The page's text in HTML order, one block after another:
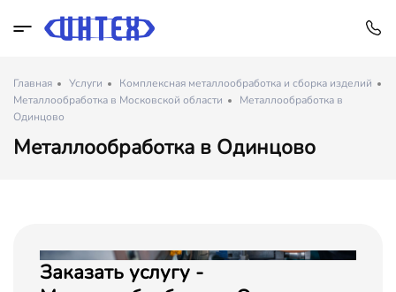
Главная Услуги
Комплексная металлообработка и сборка изделий
Металлообработка в Московской области
Металлообработка в
Одинцово
Металлообработка в Одинцово
Заказать услугу -